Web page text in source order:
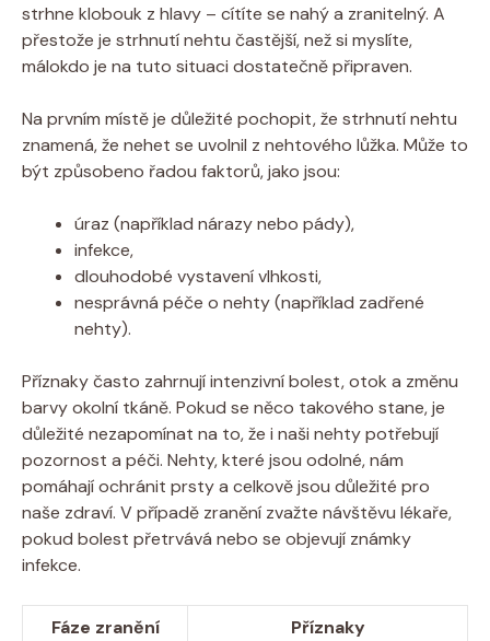
strhne klobouk z hlavy – cítíte se nahý a zranitelný. A
přestože je strhnutí nehtu častější, než si myslíte,
málokdo je na tuto situaci dostatečně připraven.
Na prvním místě je důležité pochopit, že strhnutí nehtu
znamená, že nehet se uvolnil z nehtového lůžka. Může to
být způsobeno řadou faktorů, jako jsou:
úraz (například nárazy nebo pády),
infekce,
dlouhodobé vystavení vlhkosti,
nesprávná péče o nehty (například zadřené
nehty).
Příznaky často zahrnují intenzivní bolest, otok a změnu
barvy okolní tkáně. Pokud se něco takového stane, je
důležité nezapomínat na to, že i naši nehty potřebují
pozornost a péči. Nehty, které jsou odolné, nám
pomáhají ochránit prsty a celkově jsou důležité pro
naše zdraví. V případě zranění zvažte návštěvu lékaře,
pokud bolest přetrvává nebo se objevují známky
infekce.
Fáze zranění
Příznaky